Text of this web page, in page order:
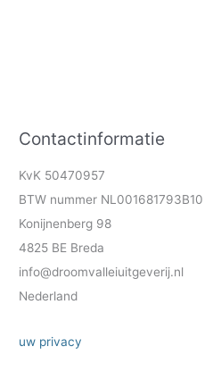
Contactinformatie
KvK 50470957
BTW nummer NL001681793B10
Konijnenberg 98
4825 BE Breda
info@droomvalleiuitgeverij.nl
Nederland
uw privacy